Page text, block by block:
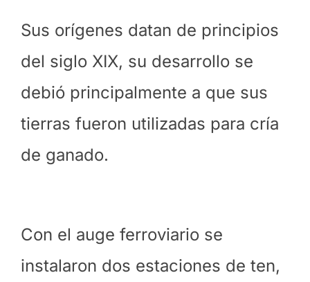
Sus orígenes datan de principios
del siglo XIX, su desarrollo se
debió principalmente a que sus
tierras fueron utilizadas para cría
de ganado.
Con el auge ferroviario se
instalaron dos estaciones de ten,